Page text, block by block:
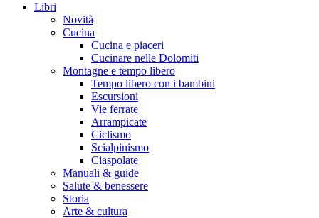
Libri
Novità
Cucina
Cucina e piaceri
Cucinare nelle Dolomiti
Montagne e tempo libero
Tempo libero con i bambini
Escursioni
Vie ferrate
Arrampicate
Ciclismo
Scialpinismo
Ciaspolate
Manuali & guide
Salute & benessere
Storia
Arte & cultura